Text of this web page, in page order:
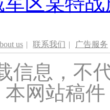
us | 联系我们 | 广告服务
信息，不
本网站稿